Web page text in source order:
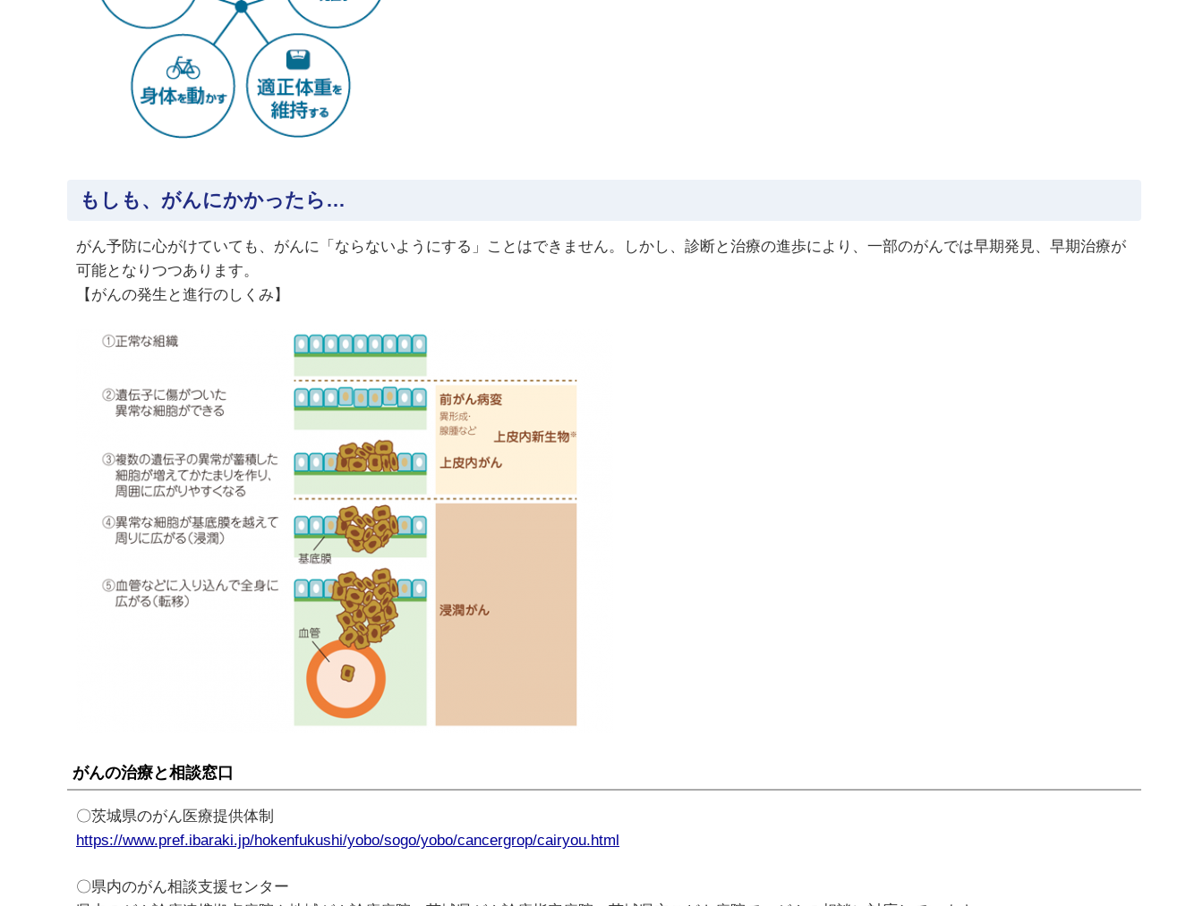
もしも、がんにかかったら…
がん予防に心がけていても、がんに「ならないようにする」ことはできません。しかし、診断と治療の進歩により、一部のがんでは早期発見、早期治療が
可能となりつつあります。
【がんの発生と進行のしくみ】
がんの治療と相談窓口
〇茨城県のがん医療提供体制
https://www.pref.ibaraki.jp/hokenfukushi/yobo/sogo/yobo/cancergrop/cairyou.html
〇県内のがん相談支援センター